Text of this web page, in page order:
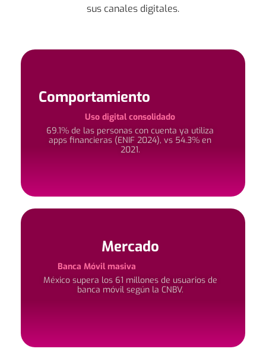
sus canales digitales.
Comportamiento
Uso digital consolidado
69.1% de las personas con cuenta ya utiliza
apps financieras (ENIF 2024), vs 54.3% en
2021.
Mercado
Banca Móvil masiva
México supera los 61 millones de usuarios de
banca móvil según la CNBV.